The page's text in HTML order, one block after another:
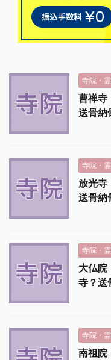
寺院・
曹禅寺
送骨納
寺院・
放光寺
送骨納
寺院・
大仏院
寺？送
寺院・
南祖院